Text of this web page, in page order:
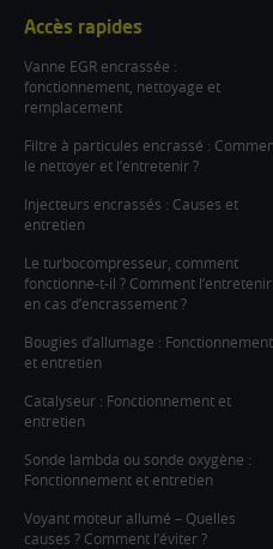
Accès rapides
Vanne EGR encrassée :
fonctionnement, nettoyage et
remplacement
Filtre à particules encrassé :
le nettoyer et l’entretenir ?
Injecteurs encrassés : Causes et
entretien
Le turbocompresseur, comment
fonctionne-t-il ? Comment l’entretenir
en cas d’encrassement ?
Bougies d’allumage : Fonctionnement
et entretien
Catalyseur : Fonctionnement et
entretien
Sonde lambda ou sonde oxygène :
Fonctionnement et entretien
Voyant moteur allumé – Quelles
causes ? Comment l’éviter ?